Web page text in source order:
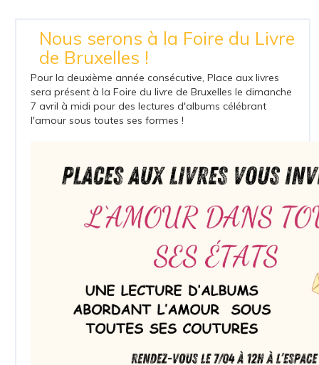
Nous serons à la Foire du Livre
de Bruxelles !
Pour la deuxième année consécutive, Place aux livres
sera présent à la Foire du livre de Bruxelles le dimanche
7 avril à midi pour des lectures d'albums célébrant
l'amour sous toutes ses formes !